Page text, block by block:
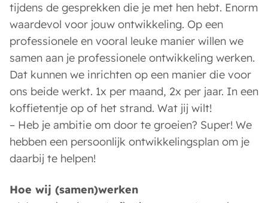
tijdens de gesprekken die je met hen hebt. Enorm
waardevol voor jouw ontwikkeling. Op een
professionele en vooral leuke manier willen we
samen aan je professionele ontwikkeling werken.
Dat kunnen we inrichten op een manier die voor
ons beide werkt. 1x per maand, 2x per jaar. In een
koffietentje op of het strand. Wat jij wilt!
– Heb je ambitie om door te groeien? Super! We
hebben een persoonlijk ontwikkelingsplan om je
daarbij te helpen!
Hoe wij (samen)werken